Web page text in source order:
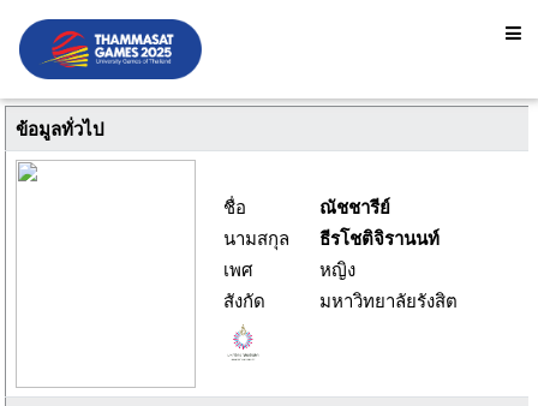
ข้อมูลทั่วไป
ชื่อ
ณัชชารีย์
นามสกุล
ธีรโชติจิรานนท์
เพศ
หญิง
สังกัด
มหาวิทยาลัยรังสิต